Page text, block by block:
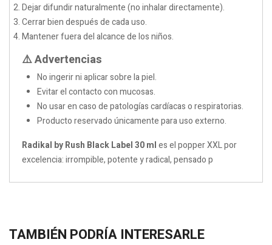
Dejar difundir naturalmente (no inhalar directamente).
Cerrar bien después de cada uso.
Mantener fuera del alcance de los niños.
⚠️ Advertencias
No ingerir ni aplicar sobre la piel.
Evitar el contacto con mucosas.
No usar en caso de patologías cardíacas o respiratorias.
Producto reservado únicamente para uso externo.
Radikal by Rush Black Label 30 mles el popper XXL por
excelencia: irrompible, potente y radical, pensado p
TAMBIÉN PODRÍA INTERESARLE